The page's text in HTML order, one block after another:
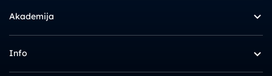
Akademija
Info